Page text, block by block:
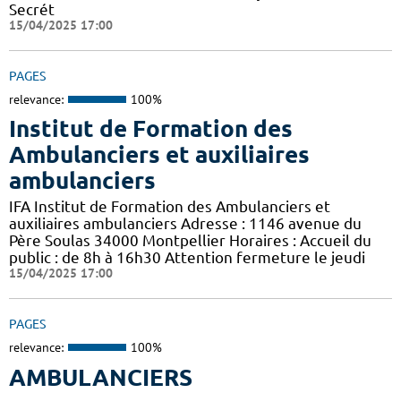
Secrét
15/04/2025 17:00
PAGES
relevance: 100%
Institut de Formation des
Ambulanciers et auxiliaires
ambulanciers
IFA Institut de Formation des Ambulanciers et
auxiliaires ambulanciers Adresse : 1146 avenue du
Père Soulas 34000 Montpellier Horaires : Accueil du
public : de 8h à 16h30 Attention fermeture le jeudi
15/04/2025 17:00
PAGES
relevance: 100%
AMBULANCIERS